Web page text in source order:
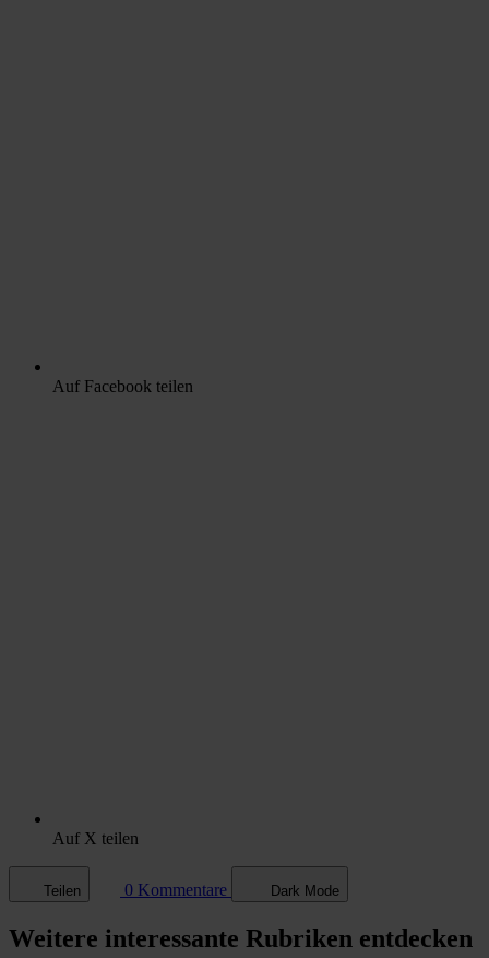
Auf Facebook teilen
Auf X teilen
Teilen 0 Kommentare Dark Mode
Weitere interessante Rubriken entdecken